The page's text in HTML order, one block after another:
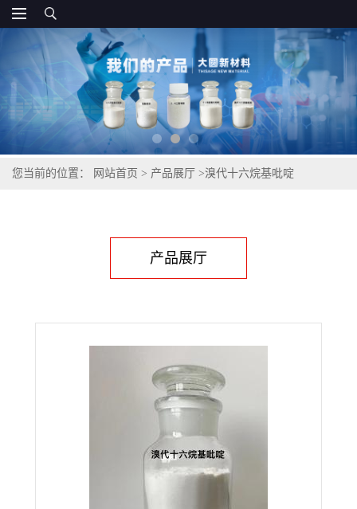
您当前的位置： 网站首页 > 产品展厅 >溴代十六烷基吡啶
产品展厅